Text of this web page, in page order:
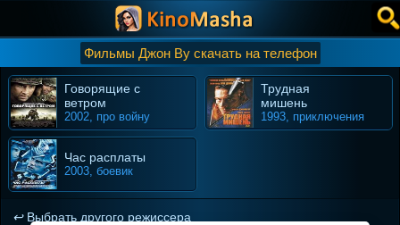
Фильмы Джон Ву скачать на телефон
Говорящие с
ветром
2002, про войну
Трудная
мишень
1993, приключения
Час расплаты
2003, боевик
Выбрать другого режиссера